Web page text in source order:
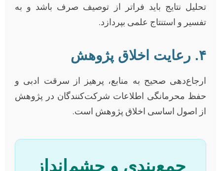
تحلیل نتایج باید فراتر از توصیف صرف باشد و به
تفسیر و استنتاج علمی بپردازد.
۴. رعایت اخلاق پژوهش
ارجاع‌دهی صحیح به منابع، پرهیز از سرقت ادبی و
حفظ محرمانگی اطلاعات شرکت‌کنندگان در پژوهش
از اصول اساسی اخلاق پژوهش است.
جمع‌بندی و چشم‌انداز